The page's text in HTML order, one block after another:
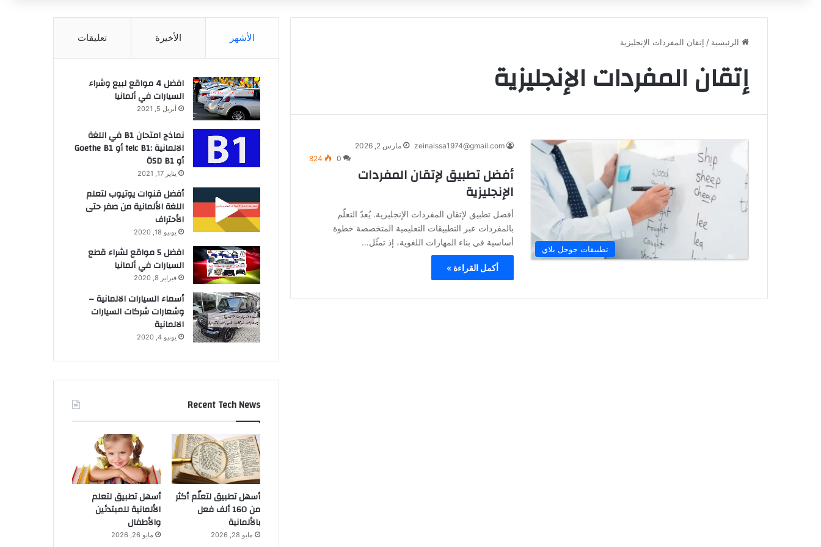
الرئيسية / إتقان المفردات الإنجليزية
إتقان المفردات الإنجليزية
تطبيقات جوجل بلاي
zeinaissa1974@gmail.com
مارس 2, 2026
0
824
أفضل تطبيق لإتقان المفردات
الإنجليزية
أفضل تطبيق لإتقان المفردات الإنجليزية. يُعدّ التعلّم
بالمفردات عبر التطبيقات التعليمية المتخصصة خطوة
أساسية في بناء المهارات اللغوية، إذ تمثّل…
أكمل القراءة »
الأشهر الأخيرة تعليقات
افضل 4 مواقع لبيع وشراء
السيارات في ألمانيا
أبريل 5, 2021
نماذج امتحان B1 في اللغة
الالمانية :telc B1 أو Goethe B1
أو ÖSD B1
يناير 17, 2021
أفضل قنوات يوتيوب لتعلم
اللغة الألمانية من صفر حتى
الأحتراف
يونيو 18, 2020
افضل 5 مواقع لشراء قطع
السيارات في ألمانيا
فبراير 8, 2020
أسماء السيارات الالمانية –
وشعارات شركات السيارات
الالمانية
يونيو 4, 2020
Recent Tech News
أسهل تطبيق لتعلّم أكثر
من 160 ألف فعل
بالألمانية
مايو 28, 2026
أسهل تطبيق لتعلم
الألمانية للمبتدئين
والأطفال
مايو 26, 2026